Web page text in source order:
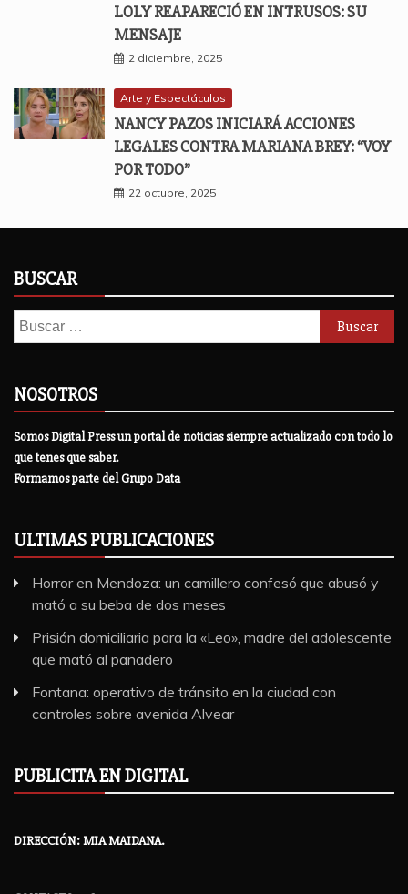
LOLY REAPARECIÓ EN INTRUSOS: SU
MENSAJE
2 diciembre, 2025
Arte y Espectáculos
NANCY PAZOS INICIARÁ ACCIONES
LEGALES CONTRA MARIANA BREY: “VOY
POR TODO”
22 octubre, 2025
BUSCAR
Buscar:
NOSOTROS
Somos Digital Press un portal de noticias siempre actualizado con todo lo
que tenes que saber.
Formamos parte del Grupo Data
ULTIMAS PUBLICACIONES
Horror en Mendoza: un camillero confesó que abusó y
mató a su beba de dos meses
Prisión domiciliaria para la «Leo», madre del adolescente
que mató al panadero
Fontana: operativo de tránsito en la ciudad con
controles sobre avenida Alvear
PUBLICITA EN DIGITAL
DIRECCIÓN: MIA MAIDANA.